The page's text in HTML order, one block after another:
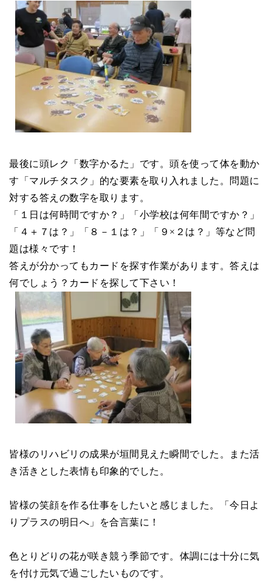
最後に頭レク「数字かるた」です。頭を使って体を動か
す「マルチタスク」的な要素を取り入れました。問題に
対する答えの数字を取ります。
「１日は何時間ですか？」「小学校は何年間ですか？」
「４＋７は？」「８－１は？」「９×２は？」等など問
題は様々です！
答えが分かってもカードを探す作業があります。答えは
何でしょう？カードを探して下さい！
皆様のリハビリの成果が垣間見えた瞬間でした。また活
き活きとした表情も印象的でした。
皆様の笑顔を作る仕事をしたいと感じました。「今日よ
りプラスの明日へ」を合言葉に！
色とりどりの花が咲き競う季節です。体調には十分に気
を付け元気で過ごしたいものです。